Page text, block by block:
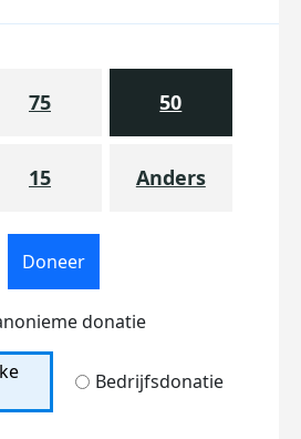
75 50
15 Anders
Doneer
donatie
Bedrijfsdonatie